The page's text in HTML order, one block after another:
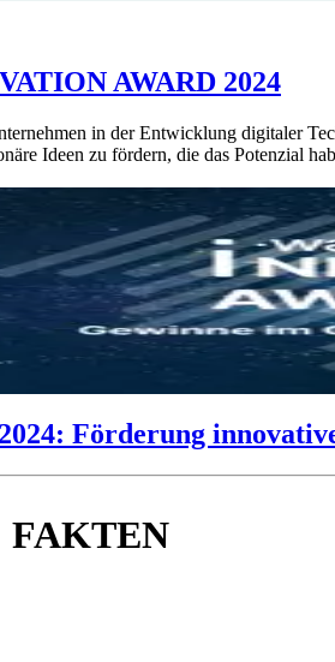
AWARD 2024
in der Entwicklung digitaler
Ideen zu fördern, die das Potenzial
Förderung
FAKTEN